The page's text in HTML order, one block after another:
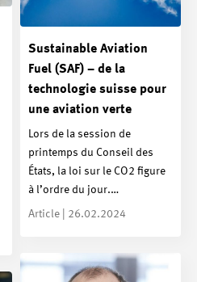
Sustainable Aviation
Fuel (SAF) – de la
technologie suisse pour
une aviation verte
Lors de la session de
printemps du Conseil des
États, la loi sur le CO2 figure
à l’ordre du jour.…
Article | 26.02.2024